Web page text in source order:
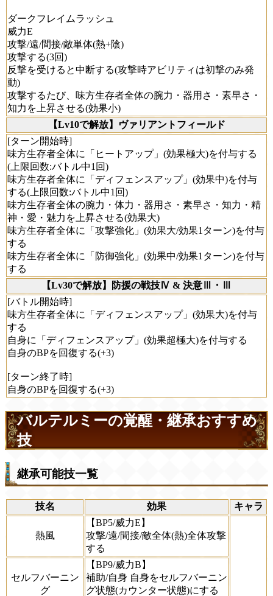
ダークフレイムラッシュ
威力E
攻撃/遠/間接/敵単体(熱+陰)
攻撃する(3回)
反撃を受けると中断する(攻撃時アビリティは初撃のみ発
動)
攻撃するたび、味方生存者全体の腕力・器用さ・素早さ・
知力を上昇させる(効果小)
【Lv10で解放】ヴァリアントフィールド
[ターン開始時]
味方生存者全体に「ヒートアップ」(効果極大)を付与する
(上限回数:バトル中1回)
味方生存者全体に「ディフェンスアップ」(効果中)を付与
する(上限回数:バトル中1回)
味方生存者全体の腕力・体力・器用さ・素早さ・知力・精
神・愛・魅力を上昇させる(効果大)
味方生存者全体に「攻撃強化」(効果大/効果1ターン)を付与
する
味方生存者全体に「防御強化」(効果中/効果1ターン)を付与
する
【Lv30で解放】防援の戦技Ⅳ & 決意Ⅲ・Ⅲ
[バトル開始時]
味方生存者全体に「ディフェンスアップ」(効果大)を付与
する
自身に「ディフェンスアップ」(効果超極大)を付与する
自身のBPを回復する(+3)
[ターン終了時]
自身のBPを回復する(+3)
バルテルミーの覚醒・継承おすすめ
技
継承可能技一覧
技名 効果 キャラ
熱風
【BP5/威力E】
攻撃/遠/間接/敵全体(熱)全体攻撃
する
セルフバーニン
グ
【BP9/威力B】
補助/自身 自身をセルフバーニン
グ状態(カウンター状態)にする